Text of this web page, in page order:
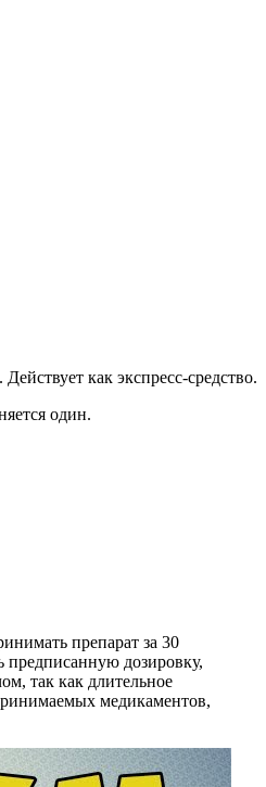
как экспресс-средство.
один.
препарат за 30
предписанную дозировку,
так как длительное
медикаментов,